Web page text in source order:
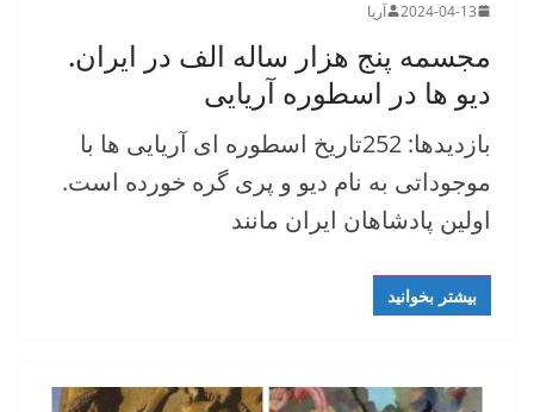
2024-04-13 آریا
مجسمه پنج هزار ساله الف در ایران.
دیو ها در اسطوره آریایی
بازدیدها: 252تاریخ اسطوره ای آریایی ها با
موجوداتی به نام دیو و پری گره خورده است.
اولین پادشاهان ایران مانند
بیشتر بخوانید